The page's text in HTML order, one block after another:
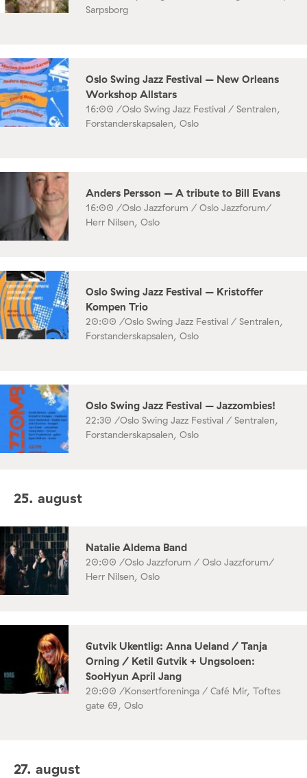
Sarpsborg
Oslo Swing Jazz Festival – New Orleans
Workshop Allstars
16:00 /Oslo Swing Jazz Festival / Sentralen,
Forstanderskapsalen, Oslo
Anders Persson – A tribute to Bill Evans
16:00 /Oslo Jazzforum / Oslo Jazzforum/
Herr Nilsen, Oslo
Oslo Swing Jazz Festival – Kristoffer
Kompen Trio
20:00 /Oslo Swing Jazz Festival / Sentralen,
Forstanderskapsalen, Oslo
Oslo Swing Jazz Festival – Jazzombies!
22:30 /Oslo Swing Jazz Festival / Sentralen,
Forstanderskapsalen, Oslo
25. august
Natalie Aldema Band
20:00 /Oslo Jazzforum / Oslo Jazzforum/
Herr Nilsen, Oslo
Gutvik Ukentlig: Anna Ueland / Tanja
Orning / Ketil Gutvik + Ungsoloen:
SooHyun April Jang
20:00 /Konsertforeninga / Café Mir, Toftes
gate 69, Oslo
27. august